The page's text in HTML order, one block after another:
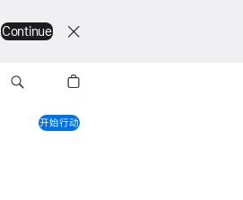
Continue
开始行动